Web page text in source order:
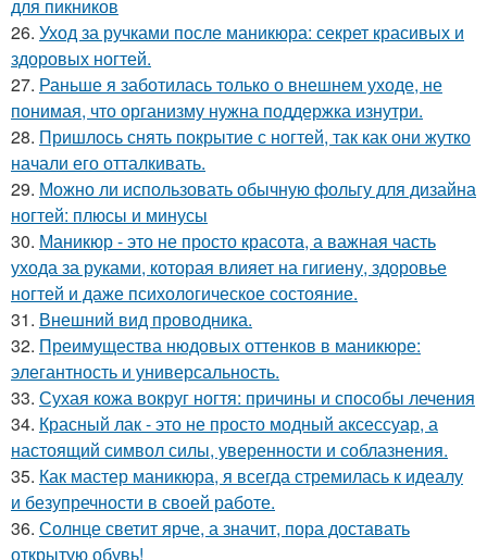
для пикников
26. Уход за ручками после маникюра: секрет красивых и
здоровых ногтей.
27. Раньше я заботилась только о внешнем уходе, не
понимая, что организму нужна поддержка изнутри.
28. Пришлось снять покрытие с ногтей, так как они жутко
начали его отталкивать.
29. Можно ли использовать обычную фольгу для дизайна
ногтей: плюсы и минусы
30. Маникюр - это не просто красота, а важная часть
ухода за руками, которая влияет на гигиену, здоровье
ногтей и даже психологическое состояние.
31. Внешний вид проводника.
32. Преимущества нюдовых оттенков в маникюре:
элегантность и универсальность.
33. Сухая кожа вокруг ногтя: причины и способы лечения
34. Красный лак - это не просто модный аксессуар, а
настоящий символ силы, уверенности и соблазнения.
35. Как мастер маникюра, я всегда стремилась к идеалу
и безупречности в своей работе.
36. Солнце светит ярче, а значит, пора доставать
открытую обувь!